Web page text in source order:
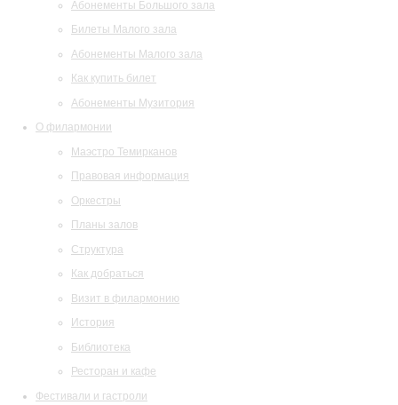
Абонементы Большого зала
Билеты Малого зала
Абонементы Малого зала
Как купить билет
Абонементы Музитория
О филармонии
Маэстро Темирканов
Правовая информация
Оркестры
Планы залов
Структура
Как добраться
Визит в филармонию
История
Библиотека
Ресторан и кафе
Фестивали и гастроли